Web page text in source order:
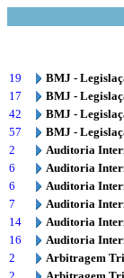
19
BMJ -
17
BMJ -
42
BMJ -
57
BMJ -
2
Auditoria
6
Auditoria
6
Auditoria
7
Auditoria
14
Auditoria
16
Auditoria
2
Arbitragem